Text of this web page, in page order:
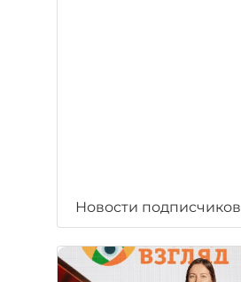
Новости подписчиков